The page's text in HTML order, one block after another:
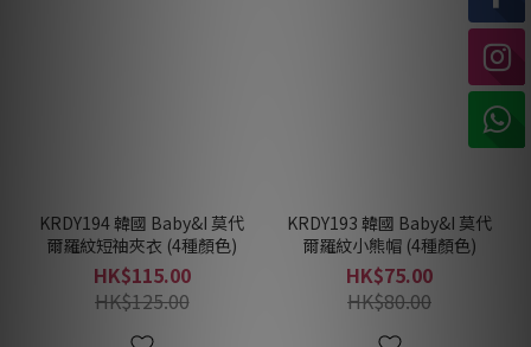
KRDY194 韓國 Baby&I 莫代
爾羅紋短䄂夾衣 (4種顏色)
HK$115.00
HK$125.00
KRDY193 韓國 Baby&I 莫代
爾羅紋小熊帽 (4種顏色)
HK$75.00
HK$80.00